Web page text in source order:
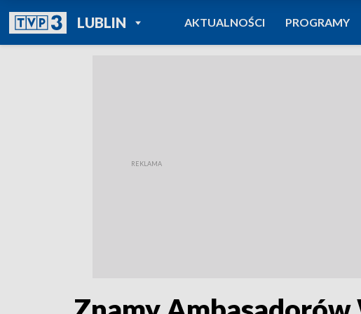
LUBLINPOWRÓT DO
TVP REGIONY
AKTUALNOŚCI PROGRAMY